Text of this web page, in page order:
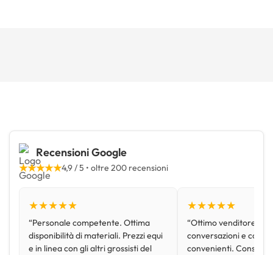
Recensioni Google
★★★★★4,9 / 5 • oltre 200 recensioni
★★★★★
“Personale competente. Ottima
disponibilità di materiali. Prezzi equi
e in linea con gli altri grossisti del
★★★★★
“Ottimo venditore,
conversazioni e con
convenienti.